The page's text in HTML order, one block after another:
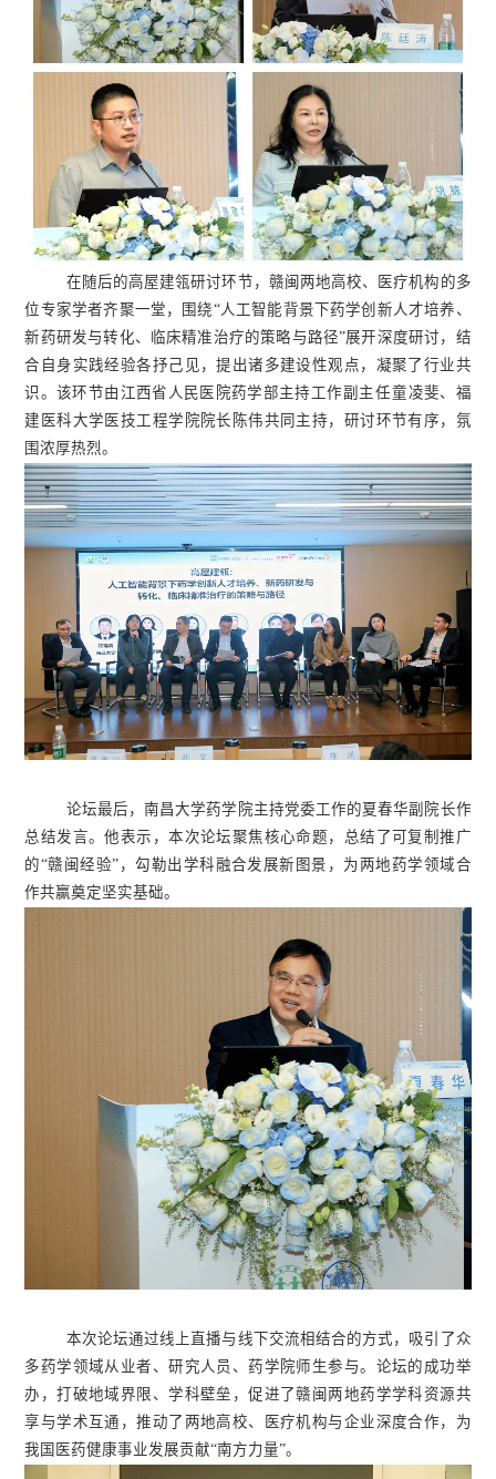
在随后的高屋建瓴研讨环节，赣闽两地高校、医疗机构的多
位专家学者齐聚一堂，围绕“人工智能背景下药学创新人才培养、
新药研发与转化、临床精准治疗的策略与路径”展开深度研讨，结
合自身实践经验各抒己见，提出诸多建设性观点，凝聚了行业共
识。该环节由江西省人民医院药学部主持工作副主任童凌斐、福
建医科大学医技工程学院院长陈伟共同主持，研讨环节有序，氛
围浓厚热烈。
论坛最后，南昌大学药学院主持党委工作的夏春华副院长作
总结发言。他表示，本次论坛聚焦核心命题，总结了可复制推广
的“赣闽经验”，勾勒出学科融合发展新图景，为两地药学领域合
作共赢奠定坚实基础。
本次论坛通过线上直播与线下交流相结合的方式，吸引了众
多药学领域从业者、研究人员、药学院师生参与。论坛的成功举
办，打破地域界限、学科壁垒，促进了赣闽两地药学学科资源共
享与学术互通，推动了两地高校、医疗机构与企业深度合作，为
我国医药健康事业发展贡献“南方力量”。